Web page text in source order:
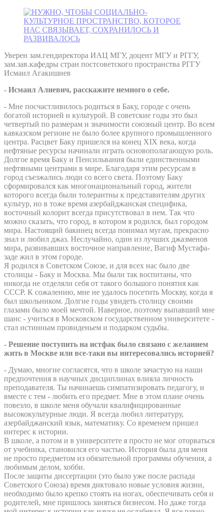
Уверен зам.гендиректора ИАЦ МГУ, доцент МГУ и РГГУ,
зам.зав.кафедры стран постсоветского пространства РГГУ
Исмаил Агакишиев
- Исмаил Алиевич, расскажите немного о себе.
- Мне посчастливилось родиться в Баку, городе с очень
богатой историей и культурой. В советские годы это был
четвертый по размерам и значимости союзный центр. Во всем
кавказском регионе не было более крупного промышленного
центра. Расцвет Баку пришелся на конец XIX века, когда
нефтяные ресурсы начинали играть основополагающую роль.
Долгое время Баку и Пенсильвания были единственными
нефтяными центрами в мире. Благодаря этим ресурсам в
город съезжались люди со всего света. Поэтому Баку
сформировался как многонациональный город, жители
которого всегда были толерантны к представителям других
культур, но в тоже время азербайджанская специфика,
восточный колорит всегда присутствовал в нем. Так что
можно сказать, что город, в котором я родился, был городом
мира. Настоящий бакинец всегда понимал мугам, прекрасно
знал и любил джаз. Неслучайно, один из лучших джазменов
мира, развивавших восточное направление, Вагиф Мустафа-
заде жил в этом городе.
Я родился в Советском Союзе, и для всех нас было две
столицы - Баку и Москва. Мы были так воспитаны, что
никогда не отделяли себя от такого большого понятия как
СССР. К сожалению, мне не удалось посетить Москву, когда я
был школьником. Долгие годы увидеть столицу своими
глазами было моей мечтой. Наверное, поэтому выпавший мне
шанс - учиться в Московском государственном университете -
стал истинным провиденьем и подарком судьбы.
- Решение поступить на истфак было связано с желанием
жить в Москве или все-таки вы интересовались историей?
- Думаю, многие согласятся, что в школе зачастую на наши
предпочтения в научных дисциплинах влияла личность
преподавателя. Ты начинаешь симпатизировать педагогу, и
вместе с тем - любить его предмет. Мне в этом плане очень
повезло, в школе меня обучали квалифицированные
высококультурные люди. Я всегда любил литературу,
азербайджанский язык, математику. Со временем пришел
интерес к истории.
В школе, а потом и в университете я просто не мог оторваться
от учебника, становился его частью. История была для меня
не просто предметом из обязательной программы обучения, а
любимым делом, хобби.
После защиты диссертации (это было уже после распада
Советского Союза) время диктовало новые условия жизни,
необходимо было крепко стоять на ногах, обеспечивать себя и
родителей, мне пришлось заняться бизнесом. Но даже тогда